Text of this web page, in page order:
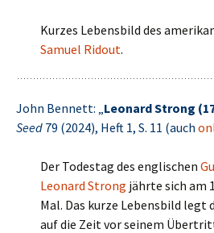
Kurzes Lebensbild des
Samuel Ridout.
John Bennett: „Leonard Strong
Seed 79 (2024), Heft 1, S. 11 (auch
Der Todestag des englischen
Leonard Strong jährte sich am
Mal. Das kurze Lebensbild legt
auf die Zeit vor seinem